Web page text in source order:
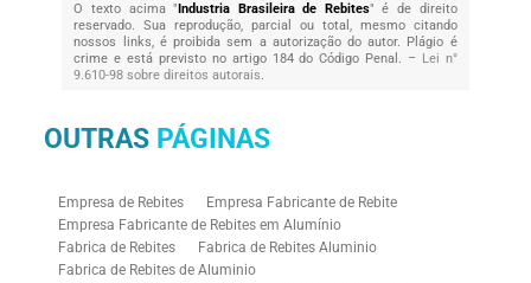
O texto acima "Industria Brasileira de Rebites" é de direito
reservado. Sua reprodução, parcial ou total, mesmo citando
nossos links, é proibida sem a autorização do autor. Plágio é
crime e está previsto no artigo 184 do Código Penal. – Lei n°
9.610-98 sobre direitos autorais.
OUTRAS PÁGINAS
Empresa de Rebites
Empresa Fabricante de Rebite
Empresa Fabricante de Rebites em Alumínio
Fabrica de Rebites
Fabrica de Rebites Aluminio
Fabrica de Rebites de Aluminio